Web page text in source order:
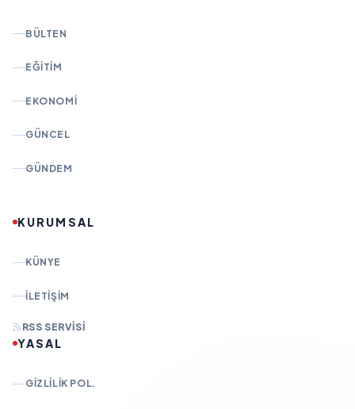
BÜLTEN
EĞITIM
EKONOMI
GÜNCEL
GÜNDEM
KURUMSAL
KÜNYE
İLETIŞIM
RSS SERVISI
YASAL
GIZLILIK POL.